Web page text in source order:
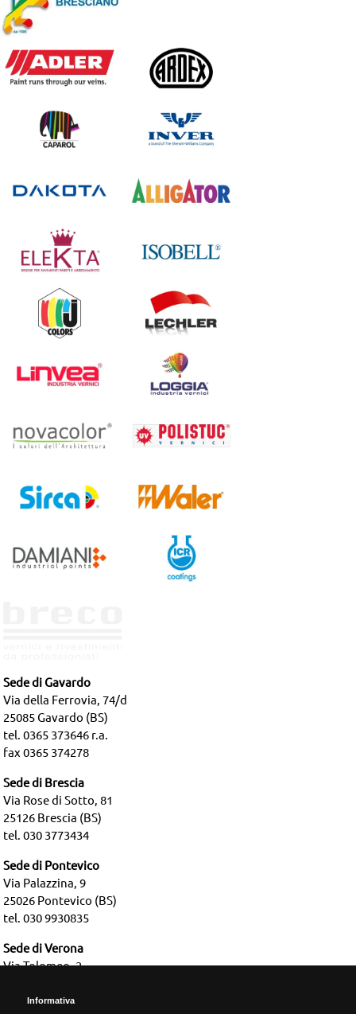
Informativa
Sede di Gavardo
Via della Ferrovia, 74/d
25085 Gavardo (BS)
tel. 0365 373646 r.a.
fax 0365 374278
Sede di Brescia
Via Rose di Sotto, 81
25126 Brescia (BS)
tel. 030 3773434
Sede di Pontevico
Via Palazzina, 9
25026 Pontevico (BS)
tel. 030 9930835
Sede di Verona
Via Tolomeo, 2
tel. 045 2583664